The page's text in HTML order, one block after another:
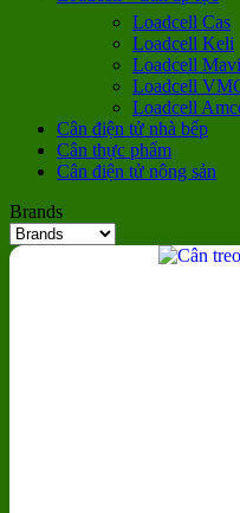
Loadcell Cas
Loadcell Keli
Loadcell
Loadcell
Loadcell
Cân điện tử nhà bếp
Cân thực phẩm
Cân điện tử nông sản
Brands